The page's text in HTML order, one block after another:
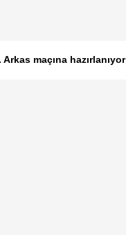
maçına hazırlanıyor